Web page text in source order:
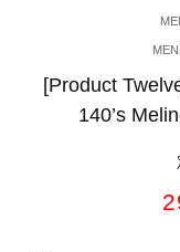
[Product
140’s